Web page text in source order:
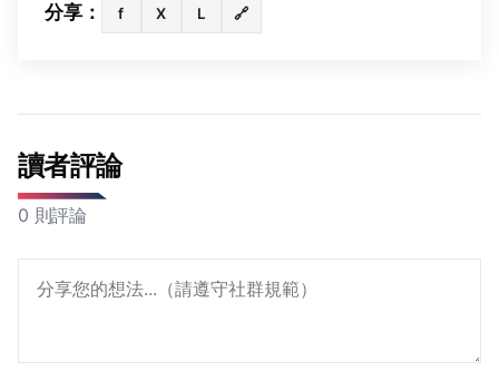
分享： f X L 🔗
讀者評論
0 則評論